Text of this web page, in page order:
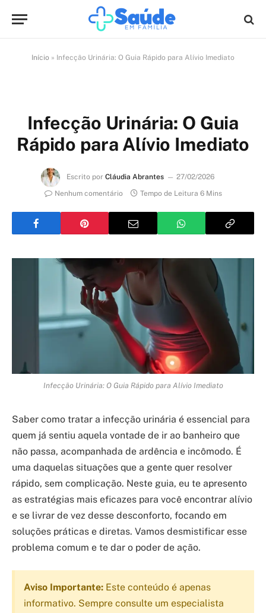
Início » Infecção Urinária: O Guia Rápido para Alívio Imediato
Infecção Urinária: O Guia
Rápido para Alívio Imediato
Escrito por Cláudia Abrantes
27/02/2026
Nenhum comentário
Tempo de Leitura 6 Mins
Infecção Urinária: O Guia Rápido para Alívio Imediato
Saber como tratar a infecção urinária é essencial para
quem já sentiu aquela vontade de ir ao banheiro que
não passa, acompanhada de ardência e incômodo. É
uma daquelas situações que a gente quer resolver
rápido, sem complicação. Neste guia, eu te apresento
as estratégias mais eficazes para você encontrar alívio
e se livrar de vez desse desconforto, focando em
soluções práticas e diretas. Vamos desmistificar esse
problema comum e te dar o poder de ação.
Aviso Importante: Este conteúdo é apenas
informativo. Sempre consulte um especialista